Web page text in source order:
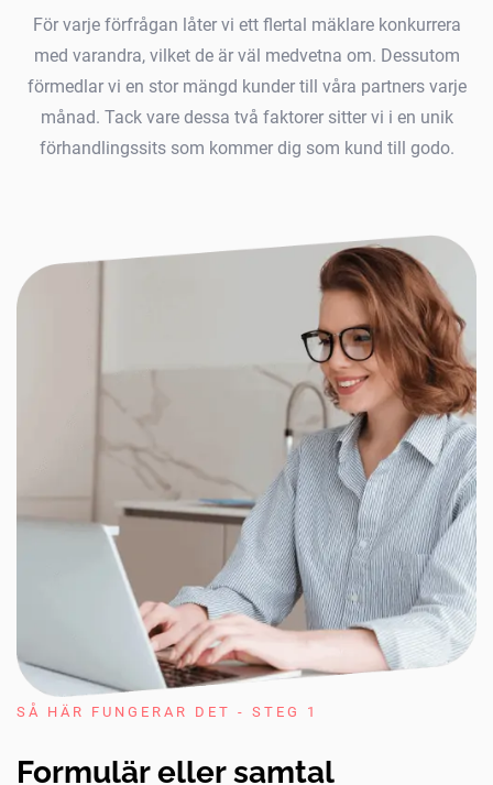
För varje förfrågan låter vi ett flertal mäklare konkurrera
med varandra, vilket de är väl medvetna om. Dessutom
förmedlar vi en stor mängd kunder till våra partners varje
månad. Tack vare dessa två faktorer sitter vi i en unik
förhandlingssits som kommer dig som kund till godo.
SÅ HÄR FUNGERAR DET - STEG 1
Formulär eller samtal